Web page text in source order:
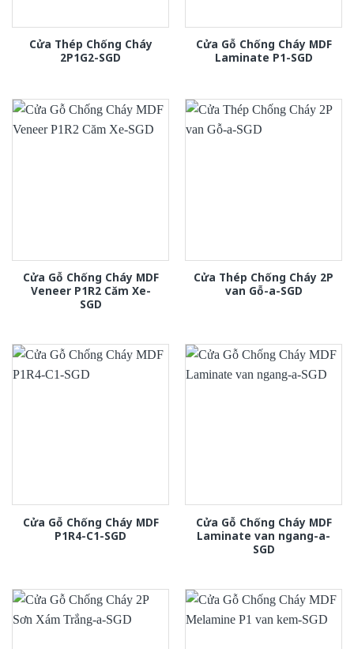
Cửa Thép Chống Cháy
2P1G2-SGD
Cửa Gỗ Chống Cháy MDF
Laminate P1-SGD
Cửa Gỗ Chống Cháy MDF
Veneer P1R2 Căm Xe-
SGD
Cửa Thép Chống Cháy 2P
van Gỗ-a-SGD
Cửa Gỗ Chống Cháy MDF
P1R4-C1-SGD
Cửa Gỗ Chống Cháy MDF
Laminate van ngang-a-
SGD